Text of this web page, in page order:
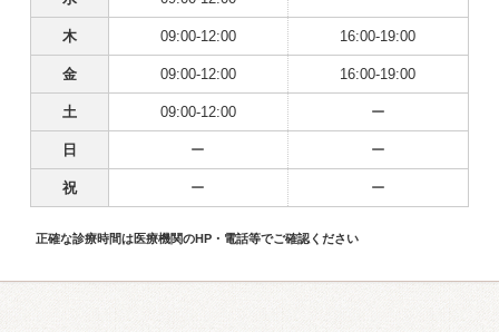
木 09:00-12:00 16:00-19:00
金 09:00-12:00 16:00-19:00
土 09:00-12:00 ー
日 ー ー
祝 ー ー
正確な診療時間は医療機関のHP・電話等でご確認ください